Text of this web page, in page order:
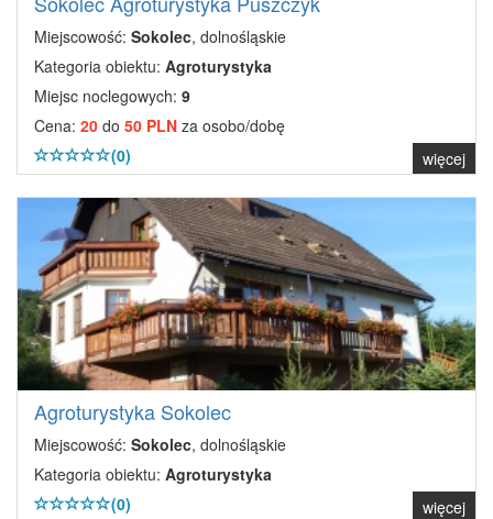
Miejscowość: Sokolec, dolnośląskie
Kategoria obiektu: Agroturystyka
Miejsc noclegowych: 9
Cena: 20 do 50 PLN za osobo/dobę
(0)
więcej
Agroturystyka Sokolec
Miejscowość: Sokolec, dolnośląskie
Kategoria obiektu: Agroturystyka
(0)
więcej